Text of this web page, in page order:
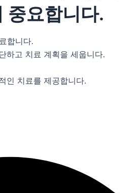
중요합니다.
합니다.
하고 치료 계획을 세웁니다.
인 치료를 제공합니다.